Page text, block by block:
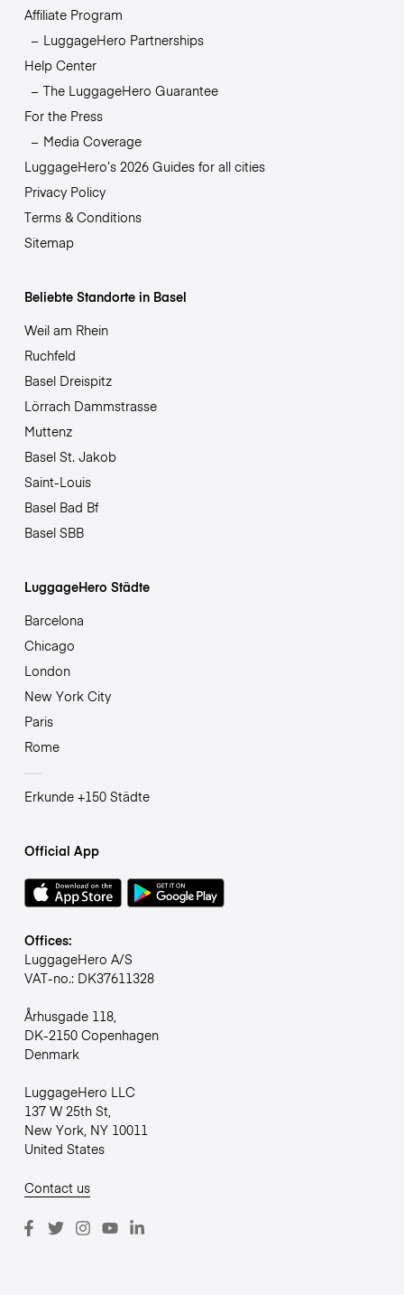
Affiliate Program
LuggageHero Partnerships
Help Center
The LuggageHero Guarantee
For the Press
Media Coverage
LuggageHero’s 2026 Guides for all cities
Privacy Policy
Terms & Conditions
Sitemap
Beliebte Standorte in Basel
Weil am Rhein
Ruchfeld
Basel Dreispitz
Lörrach Dammstrasse
Muttenz
Basel St. Jakob
Saint-Louis
Basel Bad Bf
Basel SBB
LuggageHero Städte
Barcelona
Chicago
London
New York City
Paris
Rome
Erkunde +150 Städte
Official App
Offices:
LuggageHero A/S
VAT-no.: DK37611328
Århusgade 118,
DK-2150 Copenhagen
Denmark
LuggageHero LLC
137 W 25th St,
New York, NY 10011
United States
Contact us